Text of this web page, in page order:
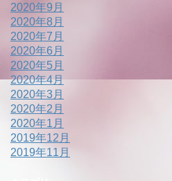
2020年9月
2020年8月
2020年7月
2020年6月
2020年5月
2020年4月
2020年3月
2020年2月
2020年1月
2019年12月
2019年11月